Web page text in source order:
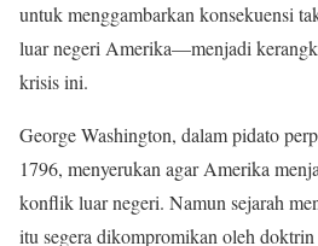
untuk menggambarkan konsekuensi
luar negeri Amerika—menjadi
krisis ini.
George Washington, dalam pidato
1796, menyerukan agar Amerika
konflik luar negeri. Namun sejarah
itu segera dikompromikan oleh